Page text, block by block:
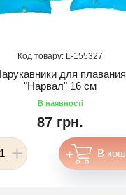
155327
для плавания
"Нарвал" 16 см
87 грн.